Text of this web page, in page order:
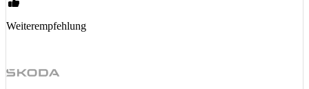
Weiterempfehlung